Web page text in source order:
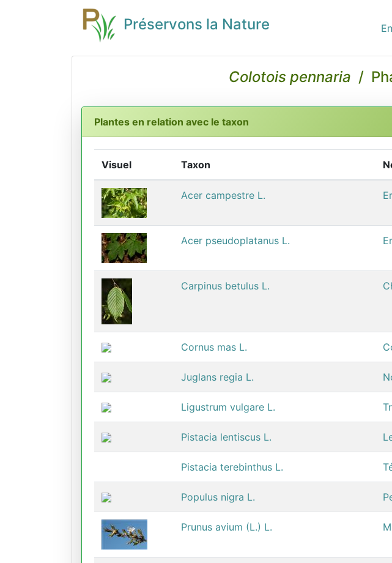
Préservons la Nature
Colotois pennaria /
Plantes en relation avec le taxon
Visuel Taxon
Acer campestre L.
Acer pseudoplatanus L.
Carpinus betulus L.
Cornus mas L.
Juglans regia L.
Ligustrum vulgare L.
Pistacia lentiscus L.
Pistacia terebinthus L.
Populus nigra L.
Prunus avium (L.) L.